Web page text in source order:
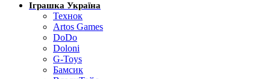
Іграшка Україна
Технок
Artos Games
DoDo
Doloni
G-Toys
Бамсик